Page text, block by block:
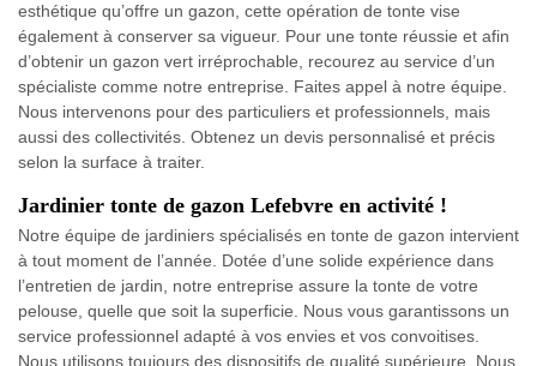
esthétique qu’offre un gazon, cette opération de tonte vise
également à conserver sa vigueur. Pour une tonte réussie et afin
d’obtenir un gazon vert irréprochable, recourez au service d’un
spécialiste comme notre entreprise. Faites appel à notre équipe.
Nous intervenons pour des particuliers et professionnels, mais
aussi des collectivités. Obtenez un devis personnalisé et précis
selon la surface à traiter.
Jardinier tonte de gazon Lefebvre en activité !
Notre équipe de jardiniers spécialisés en tonte de gazon intervient
à tout moment de l’année. Dotée d’une solide expérience dans
l’entretien de jardin, notre entreprise assure la tonte de votre
pelouse, quelle que soit la superficie. Nous vous garantissons un
service professionnel adapté à vos envies et vos convoitises.
Nous utilisons toujours des dispositifs de qualité supérieure. Nous